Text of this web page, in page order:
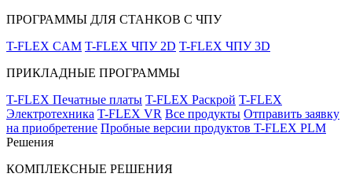
ПРОГРАММЫ ДЛЯ СТАНКОВ С ЧПУ
T-FLEX CAM T-FLEX ЧПУ 2D T-FLEX ЧПУ 3D
ПРИКЛАДНЫЕ ПРОГРАММЫ
T-FLEX Печатные платы T-FLEX Раскрой T-FLEX
Электротехника T-FLEX VR Все продукты Отправить заявку
на приобретение Пробные версии продуктов T-FLEX PLM
Решения
КОМПЛЕКСНЫЕ РЕШЕНИЯ